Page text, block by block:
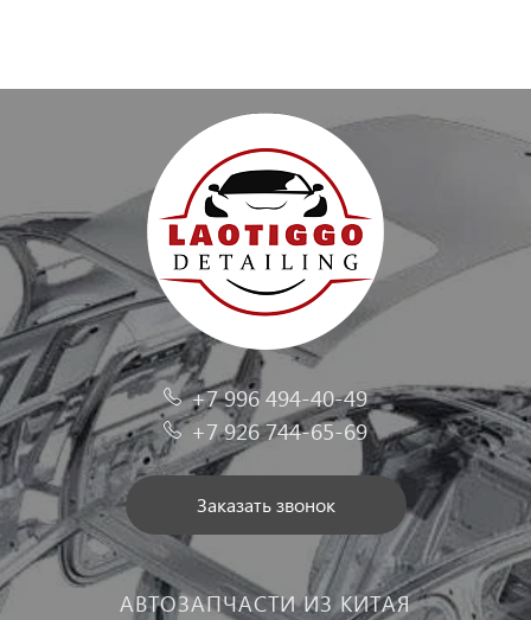
+7 996 494-40-49
+7 926 744-65-69
Заказать звонок
АВТОЗАПЧАСТИ ИЗ КИТАЯ